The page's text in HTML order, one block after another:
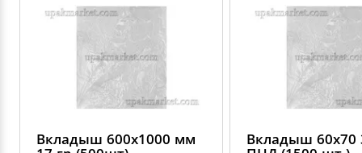
Вкладыш 600х1000 мм Вкладыш 60х70